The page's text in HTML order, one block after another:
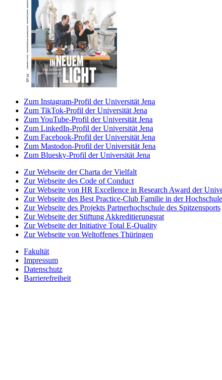
Zum Instagram-Profil der Universität Jena
Zum TikTok-Profil der Universität Jena
Zum YouTube-Profil der Universität Jena
Zum LinkedIn-Profil der Universität Jena
Zum Facebook-Profil der Universität Jena
Zum Mastodon-Profil der Universität Jena
Zum Bluesky-Profil der Universität Jena
Zur Webseite der Charta der Vielfalt
Zur Webseite des Code of Conduct
Zur Webseite von HR Excellence in Research Award der
Zur Webseite des Best Practice-Club Familie in der Hochschule
Zur Webseite des Projekts Partnerhochschule des Spitzensports
Zur Webseite der Stiftung Akkreditierungsrat
Zur Webseite der Initiative Total E-Quality
Zur Webseite von Weltoffenes Thüringen
Fakultät
Impressum
Datenschutz
Barrierefreiheit